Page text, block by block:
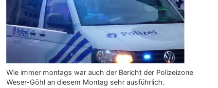
Wie immer montags war auch der Bericht der Polizeizone
Weser-Göhl an diesem Montag sehr ausführlich.